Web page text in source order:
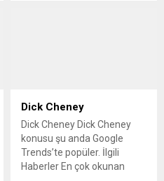
Dick Cheney
Dick Cheney Dick Cheney
konusu şu anda Google
Trends’te popüler. İlgili
Haberler En çok okunan